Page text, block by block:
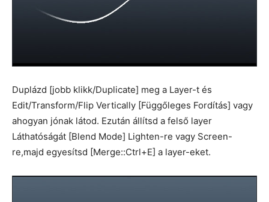
Duplázd [jobb klikk/Duplicate] meg a Layer-t és
Edit/Transform/Flip Vertically [Függőleges Fordítás] vagy
ahogyan jónak látod. Ezután állítsd a felső layer
Láthatóságát [Blend Mode] Lighten-re vagy Screen-
re,majd egyesítsd [Merge::Ctrl+E] a layer-eket.